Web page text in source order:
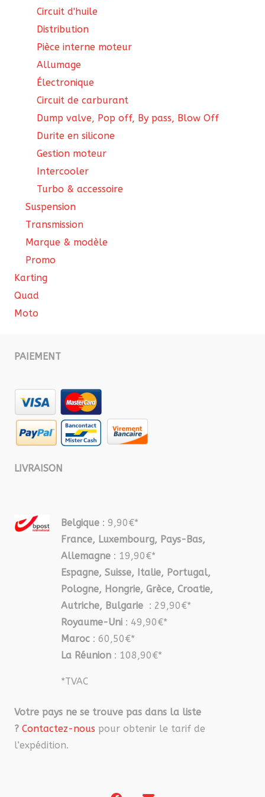
Circuit d'huile
Distribution
Pièce interne moteur
Allumage
Électronique
Circuit de carburant
Dump valve, Pop off, By pass, Blow Off
Durite en silicone
Gestion moteur
Intercooler
Turbo & accessoire
Suspension
Transmission
Marque & modèle
Promo
Karting
Quad
Moto
PAIEMENT
LIVRAISON
Belgique : 9,90€*
France, Luxembourg, Pays-Bas,
Allemagne : 19,90€*
Espagne, Suisse, Italie, Portugal,
Pologne, Hongrie, Grèce, Croatie,
Autriche, Bulgarie : 29,90€*
Royaume-Uni : 49,90€*
Maroc : 60,50€*
La Réunion : 108,90€*
*TVAC
Votre pays ne se trouve pas dans la liste
? Contactez-nous pour obtenir le tarif de
l’expédition.